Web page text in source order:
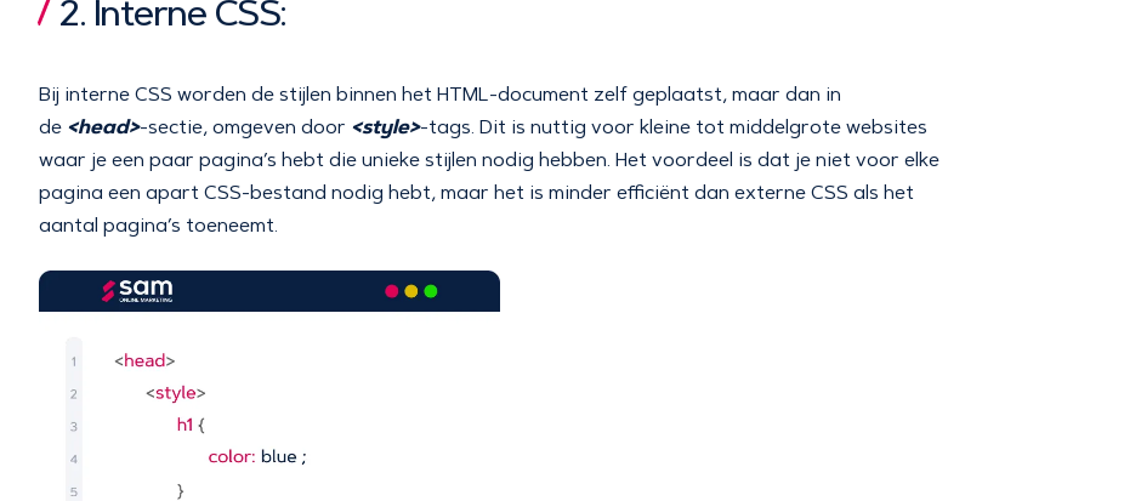
2. Interne CSS:
Bij interne CSS worden de stijlen binnen het HTML-document zelf geplaatst, maar dan in
de <head>-sectie, omgeven door <style>-tags. Dit is nuttig voor kleine tot middelgrote websites
waar je een paar pagina’s hebt die unieke stijlen nodig hebben. Het voordeel is dat je niet voor elke
pagina een apart CSS-bestand nodig hebt, maar het is minder efficiënt dan externe CSS als het
aantal pagina’s toeneemt.